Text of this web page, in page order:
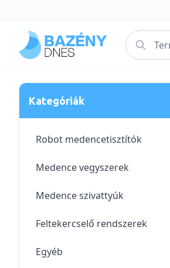
Kategóriák
Robot medencetisztítók
Medence vegyszerek
Medence szivattyúk
Feltekercselő rendszerek
Egyéb